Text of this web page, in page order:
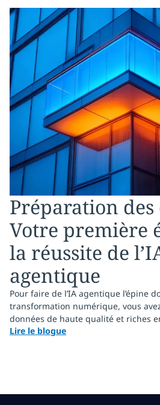
Préparation des
Votre première
la réussite de
agentique
Pour faire de l’IA agentique l’épine
transformation numérique, vous
données de haute qualité et riches
Lire le blogue